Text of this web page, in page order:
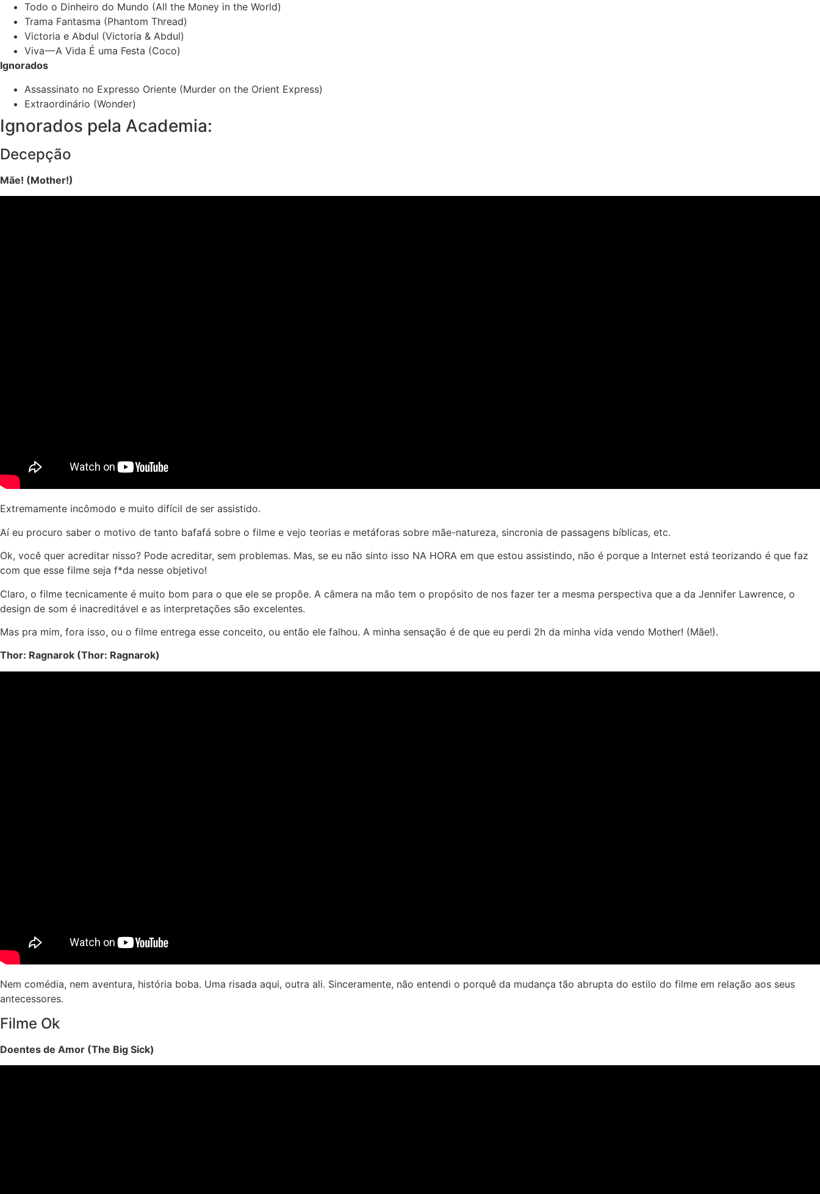
Todo o Dinheiro do Mundo (All the Money in the World)
Trama Fantasma (Phantom Thread)
Victoria e Abdul (Victoria & Abdul)
Viva — A Vida É uma Festa (Coco)
Ignorados
Assassinato no Expresso Oriente (Murder on the Orient Express)
Extraordinário (Wonder)
Ignorados pela Academia:
Decepção
Mãe! (Mother!)
Extremamente incômodo e muito difícil de ser assistido.
Aí eu procuro saber o motivo de tanto bafafá sobre o filme e vejo teorias e metáforas sobre mãe-natureza, sincronia de passagens bíblicas, etc.
Ok, você quer acreditar nisso? Pode acreditar, sem problemas. Mas, se eu não sinto isso NA HORA em que estou assistindo, não é porque a Internet está teorizando é que faz
com que esse filme seja f*da nesse objetivo!
Claro, o filme tecnicamente é muito bom para o que ele se propõe. A câmera na mão tem o propósito de nos fazer ter a mesma perspectiva que a da Jennifer Lawrence, o
design de som é inacreditável e as interpretações são excelentes.
Mas pra mim, fora isso, ou o filme entrega esse conceito, ou então ele falhou. A minha sensação é de que eu perdi 2h da minha vida vendo Mother! (Mãe!).
Thor: Ragnarok (Thor: Ragnarok)
Nem comédia, nem aventura, história boba. Uma risada aqui, outra ali. Sinceramente, não entendi o porquê da mudança tão abrupta do estilo do filme em relação aos seus
antecessores.
Filme Ok
Doentes de Amor (The Big Sick)